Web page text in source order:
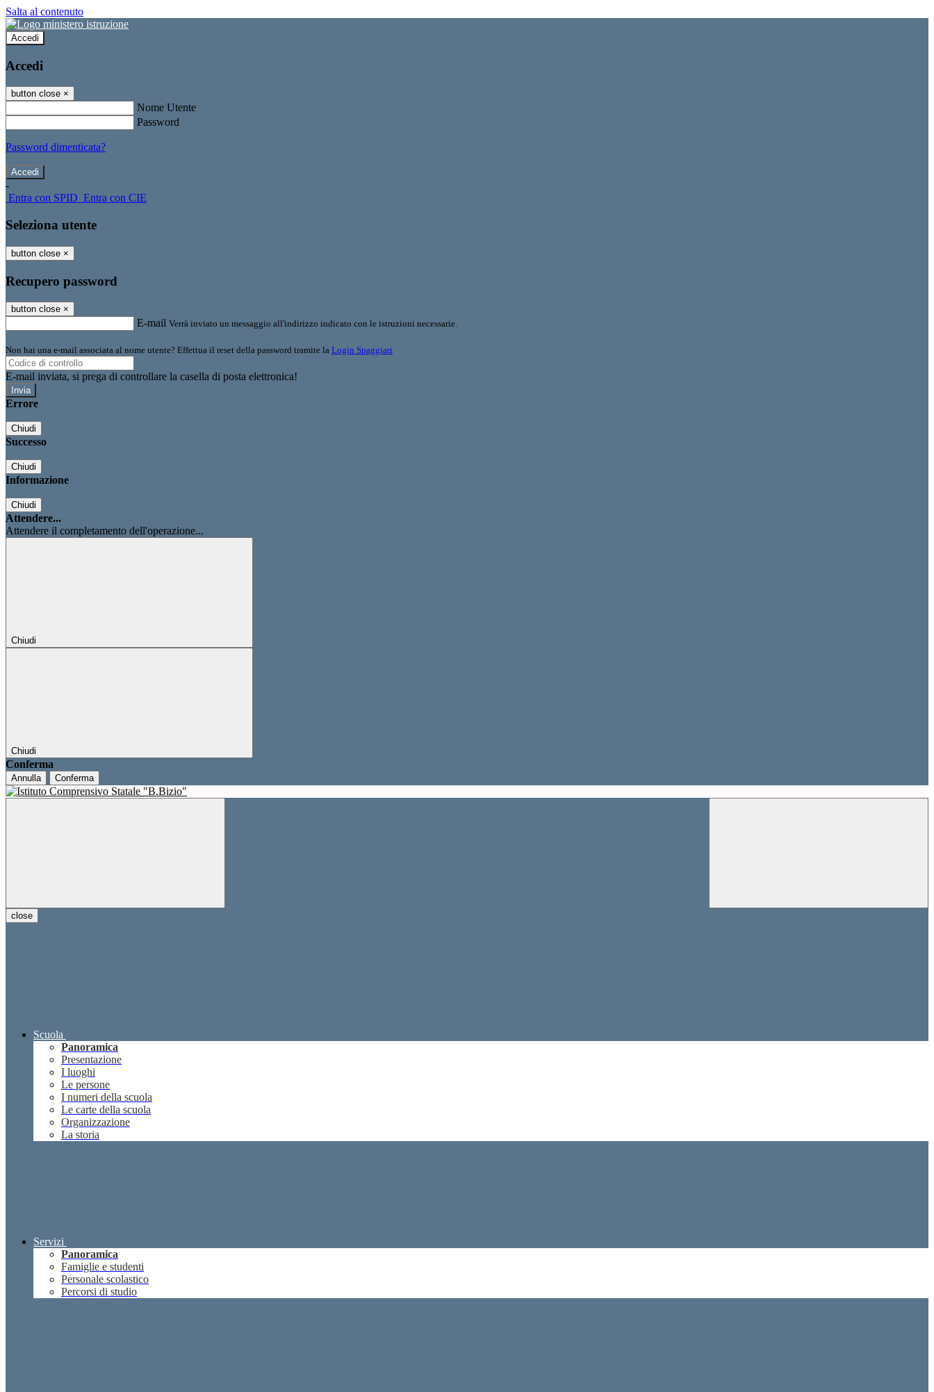
Salta al contenuto
Accedi
Accedi
button close ×
Nome Utente
Password
Password dimenticata?
-
Entra con SPID Entra con CIE
Seleziona utente
button close ×
Recupero password
button close ×
E-mail Verrà inviato un messaggio all'indirizzo indicato con le istruzioni necessarie.
Non hai una e-mail associata al nome utente? Effettua il reset della password tramite la Login Spaggiari
E-mail inviata, si prega di controllare la casella di posta elettronica!
Errore
Chiudi
Successo
Chiudi
Informazione
Chiudi
Attendere...
Attendere il completamento dell'operazione...
Chiudi
Chiudi
Conferma
Annulla Conferma
close
Scuola
Panoramica
Presentazione
I luoghi
Le persone
I numeri della scuola
Le carte della scuola
Organizzazione
La storia
Servizi
Panoramica
Famiglie e studenti
Personale scolastico
Percorsi di studio